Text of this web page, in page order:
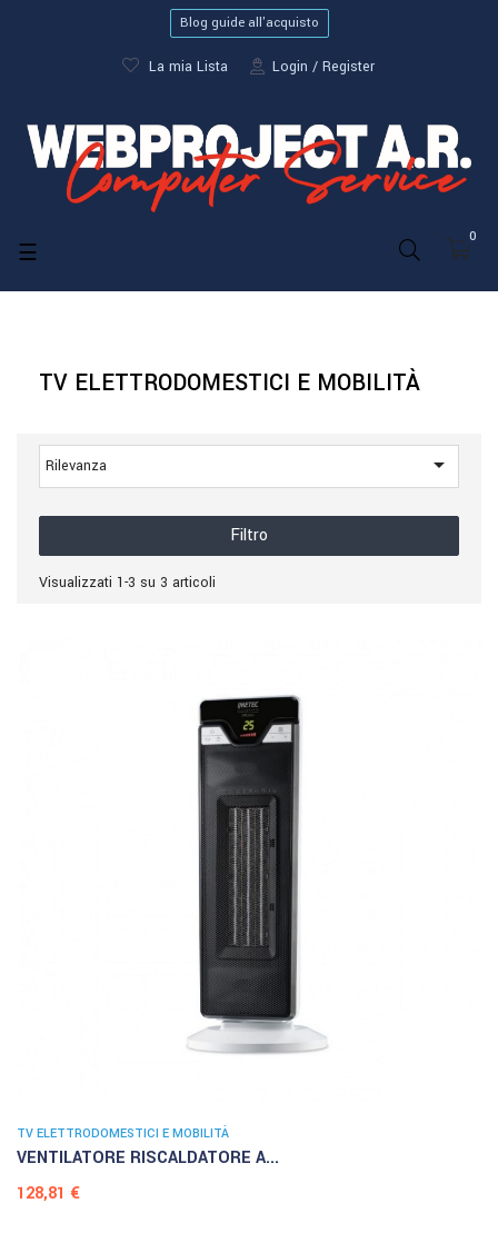
Blog guide all'acquisto
La mia Lista Login Register
0
navigazione
☰
TV ELETTRODOMESTICI E MOBILITÀ
Rilevanza 
Filtro
Visualizzati 1-3 su 3 articoli
TV ELETTRODOMESTICI E MOBILITÀ
VENTILATORE RISCALDATORE A...
Prezzo
128,81 €